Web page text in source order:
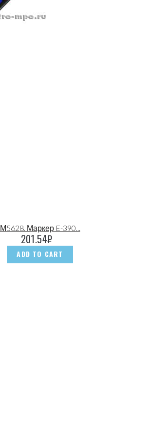
М5628. Маркер E-390...
201.54₽
ADD TO CART